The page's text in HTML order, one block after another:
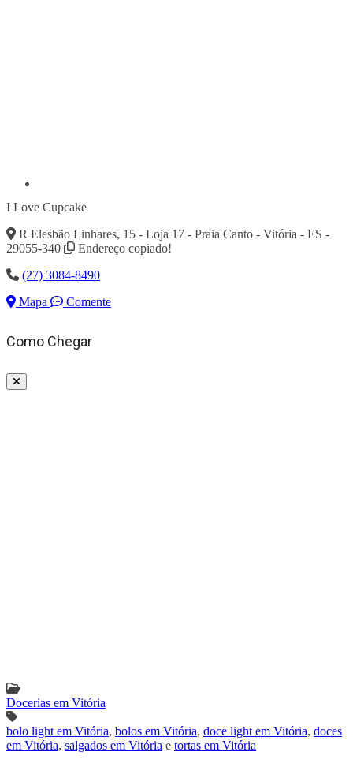
I Love Cupcake
R Elesbão Linhares, 15 - Loja 17 - Praia Canto - Vitória - ES -
29055-340
Endereço copiado!
(27) 3084-8490
Mapa
Comente
Como Chegar
Docerias em Vitória
bolo light em Vitória, bolos em Vitória, doce light em Vitória, doces
em Vitória, salgados em Vitória e tortas em Vitória